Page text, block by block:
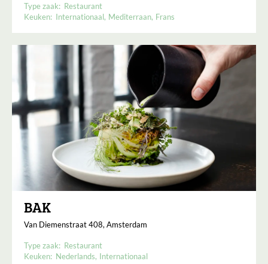
Type zaak: Restaurant
Keuken: Internationaal Mediterraan Frans
BAK
Van Diemenstraat 408, Amsterdam
Type zaak: Restaurant
Keuken: Nederlands Internationaal